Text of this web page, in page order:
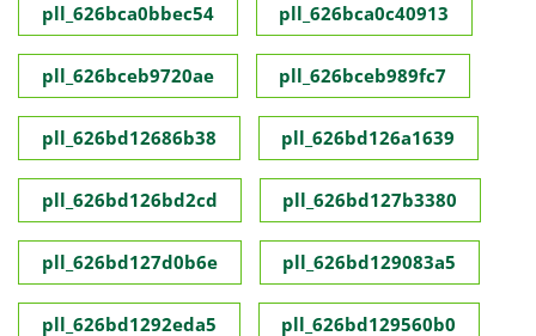
pll_626bca0bbec54 pll_626bca0c40913
pll_626bceb9720ae pll_626bceb989fc7
pll_626bd12686b38 pll_626bd126a1639
pll_626bd126bd2cd pll_626bd127b3380
pll_626bd127d0b6e pll_626bd129083a5
pll_626bd1292eda5 pll_626bd129560b0